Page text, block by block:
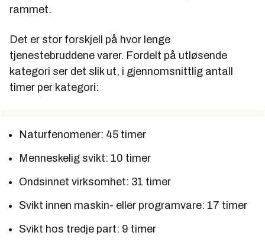
rammet.
Det er stor forskjell på hvor lenge
tjenestebruddene varer. Fordelt på utløsende
kategori ser det slik ut, i gjennomsnittlig antall
timer per kategori:
Naturfenomener: 45 timer
Menneskelig svikt: 10 timer
Ondsinnet virksomhet: 31 timer
Svikt innen maskin- eller programvare: 17 timer
Svikt hos tredje part: 9 timer